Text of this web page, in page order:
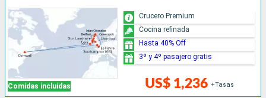
Comidas incluidas US$ 1,236 +Tasas
Crucero Premium
Cocina refinada
Hasta 40% Off
3º y 4º pasajero gratis